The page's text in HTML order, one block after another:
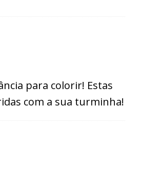
para colorir! Estas
com a sua turminha!